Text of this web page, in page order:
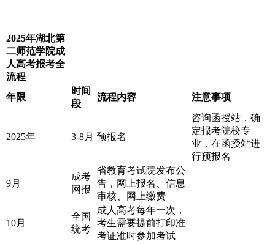
2025年湖北第
二师范学院成
人高考报考全
流程
年限
时间
段
流程内容 注意事项
2025年 3-8月 预报名
咨询函授站，确
定报考院校专
业，在函授站进
行预报名
9月
成考
网报
省教育考试院发布公
告，网上报名、信息
审核、网上缴费
10月
全国
统考
成人高考每年一次，
考生需要提前打印准
考证准时参加考试